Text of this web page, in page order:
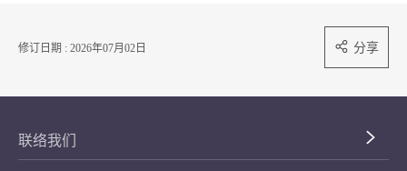
修订日期 : 2026年07月02日 分享
联络我们